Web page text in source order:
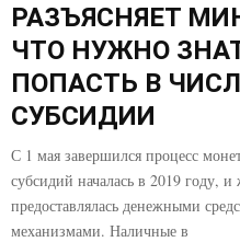
РАЗЪЯСНЯЕТ
ЧТО НУЖНО
ПОПАСТЬ В
СУБСИДИИ
С 1 мая завершился процесс
субсидий началась в 2019 году,
предоставлялась денежными
механизмами. Наличные в